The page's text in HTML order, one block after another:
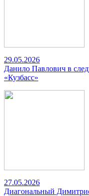
29.05.2026
Данило Павлович в
«Кузбасс»
27.05.2026
Диагональный